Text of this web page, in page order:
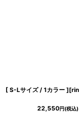
22,550円(税込)